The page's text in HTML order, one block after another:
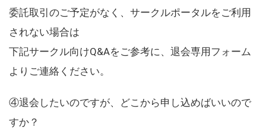
委託取引のご予定がなく、サークルポータルをご利用
されない場合は
下記サークル向けQ&Aをご参考に、退会専用フォーム
よりご連絡ください。
④退会したいのですが、どこから申し込めばいいので
すか？